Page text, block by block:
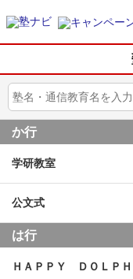
か行
学研教室
公文式
は行
ＨＡＰＰＹ ＤＯＬＰＨ